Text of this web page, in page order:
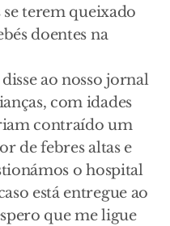
terem queixado
doentes na
ao nosso jornal
com idades
contraído um
de febres altas e
o hospital
está entregue ao
que me ligue